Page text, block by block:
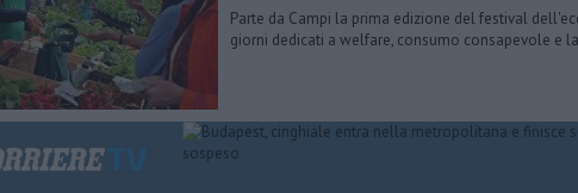
Parte da Campi la prima edizione del festival
giorni dedicati a welfare, consumo consapevole e